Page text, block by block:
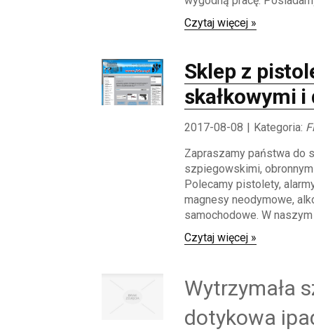
Czytaj więcej »
Sklep z
skałkowymi
2017-08-08 | Kategoria:
Zapraszamy państwa do
szpiegowskimi,
Polecamy pistolety,
magnesy neodymowe,
samochodowe. W
Czytaj więcej »
Wytrzymała
dotykowa